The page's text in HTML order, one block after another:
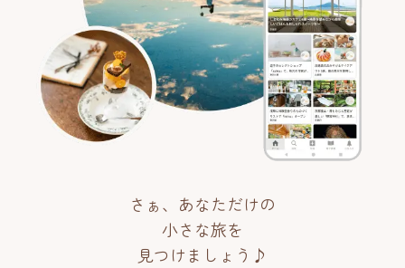
さぁ、あなただけの
小さな旅を
見つけましょう♪